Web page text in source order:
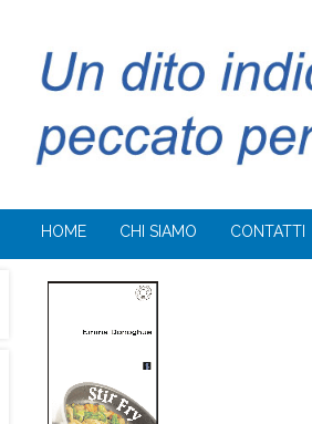
HOME CHI SIAMO CONTATTI